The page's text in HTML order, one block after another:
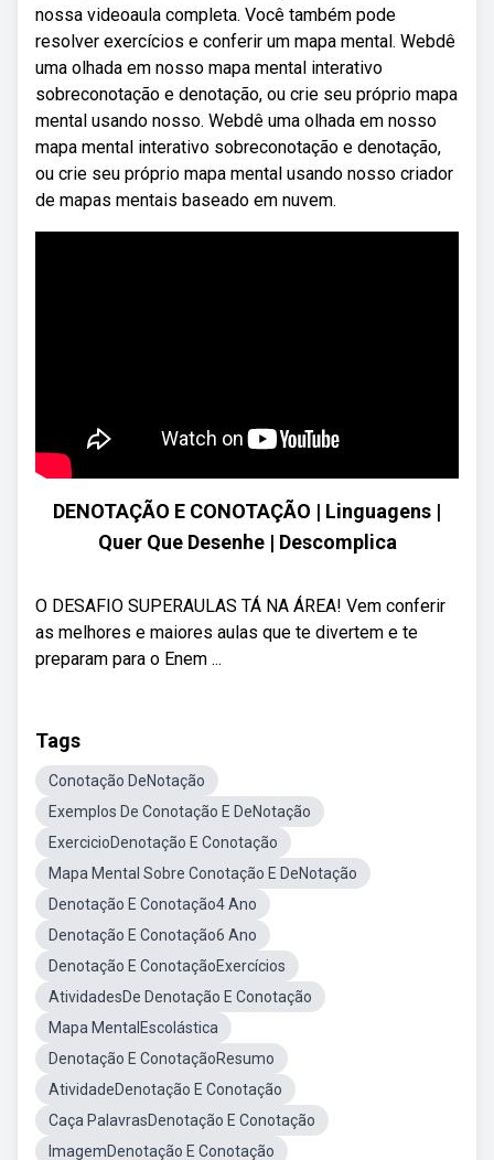
nossa videoaula completa. Você também pode
resolver exercícios e conferir um mapa mental. Webdê
uma olhada em nosso mapa mental interativo
sobreconotação e denotação, ou crie seu próprio mapa
mental usando nosso. Webdê uma olhada em nosso
mapa mental interativo sobreconotação e denotação,
ou crie seu próprio mapa mental usando nosso criador
de mapas mentais baseado em nuvem.
DENOTAÇÃO E CONOTAÇÃO | Linguagens |
Quer Que Desenhe | Descomplica
O DESAFIO SUPERAULAS TÁ NA ÁREA! Vem conferir
as melhores e maiores aulas que te divertem e te
preparam para o Enem ...
Tags
Conotação DeNotação
Exemplos De Conotação E DeNotação
ExercicioDenotação E Conotação
Mapa Mental Sobre Conotação E DeNotação
Denotação E Conotação4 Ano
Denotação E Conotação6 Ano
Denotação E ConotaçãoExercícios
AtividadesDe Denotação E Conotação
Mapa MentalEscolástica
Denotação E ConotaçãoResumo
AtividadeDenotação E Conotação
Caça PalavrasDenotação E Conotação
ImagemDenotação E Conotação